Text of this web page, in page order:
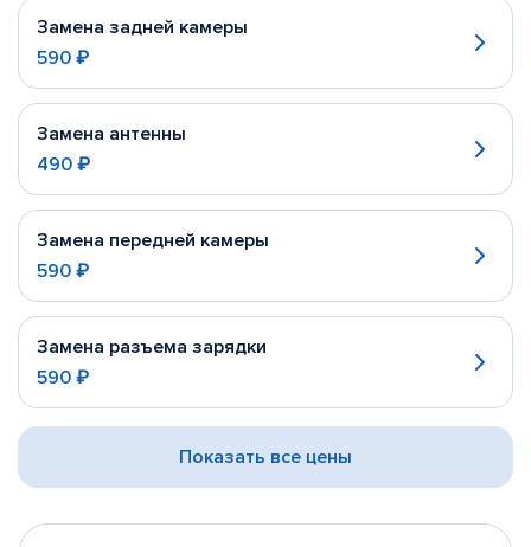
Замена задней камеры
590 ₽
Замена антенны
490 ₽
Замена передней камеры
590 ₽
Замена разъема зарядки
590 ₽
Показать все цены